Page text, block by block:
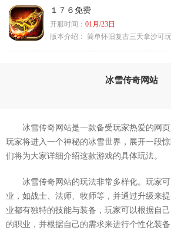
１７６免费
开服时间： 01月/23日
版本介绍： 简单怀旧复古三天拿沙可
冰雪传奇网站
冰雪传奇网站是一款备受玩家热爱的网
玩家将进入一个神秘的冰雪世界，展开一段
们将为大家详细介绍这款游戏的具体玩法。
冰雪传奇网站的玩法非常多样化。玩家
业，如战士、法师、牧师等，并通过升级来
业都有独特的技能与装备，玩家可以根据自
的职业，并根据自己的需求来进行个性化装